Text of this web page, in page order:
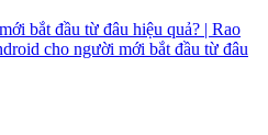
bắt đầu từ đâu hiệu quả? | Rao
cho người mới bắt đầu từ đâu